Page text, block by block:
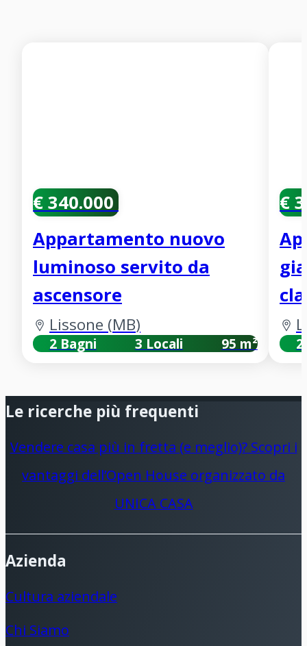
€ 340.000
Appartamento nuovo
luminoso servito da
ascensore
Lissone (MB)
2 Bagni 3 Locali 95 m²
€
Le ricerche più frequenti
Vendere casa più in fretta (e meglio)? Scopri i
vantaggi dell’Open House organizzato da
UNICA CASA
Azienda
Cultura aziendale
Chi Siamo